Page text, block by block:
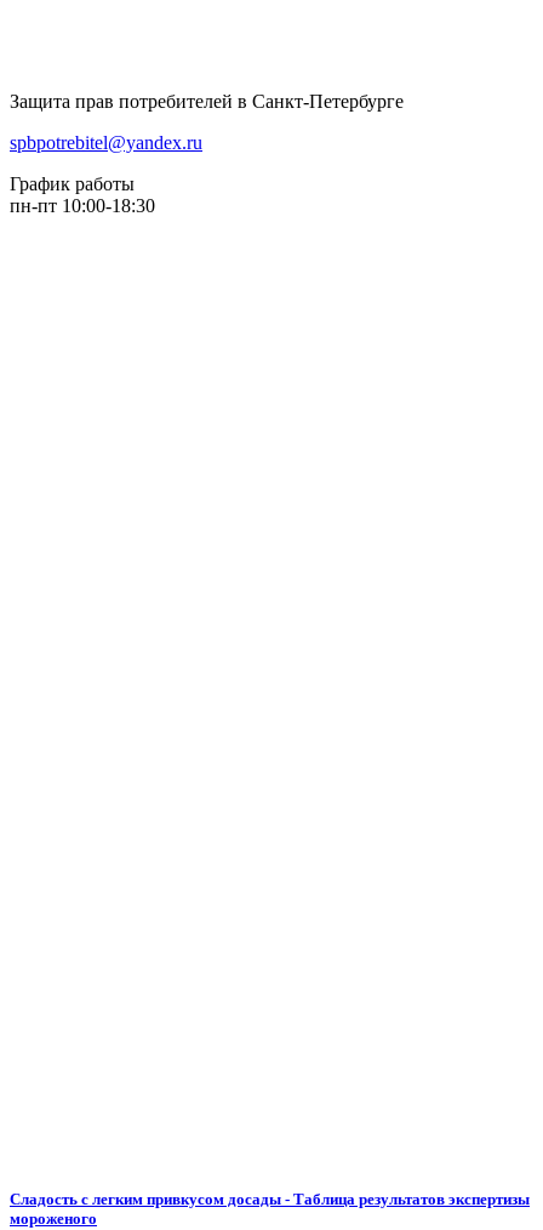
Защита прав потребителей в Санкт-Петербурге
spbpotrebitel@yandex.ru
График работы
пн-пт 10:00-18:30
Сладость с легким привкусом досады - Таблица результатов экспертизы
мороженого